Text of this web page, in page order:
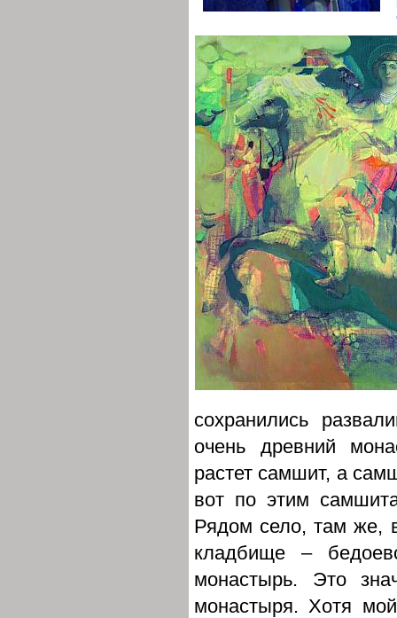
сохранились
очень древний
растет самшит, а
вот по этим
Рядом село, там же,
кладбище –
монастырь. Это
монастыря. Хотя